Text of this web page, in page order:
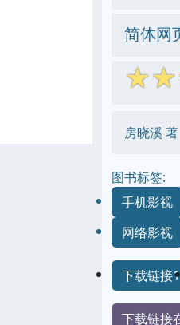
简体网
☆☆
房晓溪 著
图书标签:
手机影视
网络影视
下载链接1
下载链接